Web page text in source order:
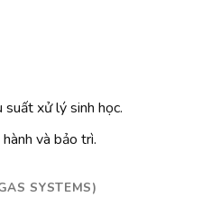
suất xử lý sinh học.
và bảo trì.
SYSTEMS)